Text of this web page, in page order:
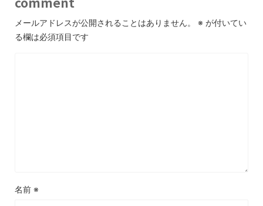
メールアドレスが公開されることはありません。 ※ が付いてい
る欄は必須項目です
名前 ※